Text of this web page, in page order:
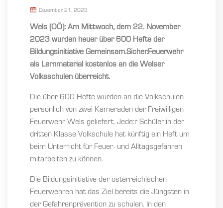
Dezember 21, 2023
Wels (OÖ): Am Mittwoch, dem 22. November
2023 wurden heuer über 600 Hefte der
Bildungsinitiative Gemeinsam.Sicher.Feuerwehr
als Lernmaterial kostenlos an die Welser
Volksschulen überreicht.
Die über 600 Hefte wurden an die Volkschulen
persönlich von zwei Kameraden der Freiwilligen
Feuerwehr Wels geliefert. Jede:r Schüler:in der
dritten Klasse Volkschule hat künftig ein Heft um
beim Unterricht für Feuer- und Alltagsgefahren
mitarbeiten zu können.
Die Bildungsinitiative der österreichischen
Feuerwehren hat das Ziel bereits die Jüngsten in
der Gefahrenprävention zu schulen. In den